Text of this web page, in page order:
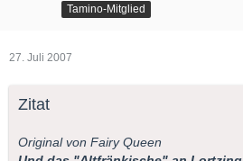
Tamino-Mitglied
27. Juli 2007
Zitat
Original von Fairy Queen